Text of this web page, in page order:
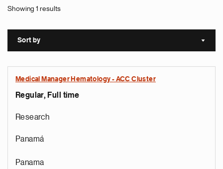
Showing 1 results
Sort by Sort
Medical Manager Hematology - ACC Cluster
Regular, Full time
Research
Panamá
Panama